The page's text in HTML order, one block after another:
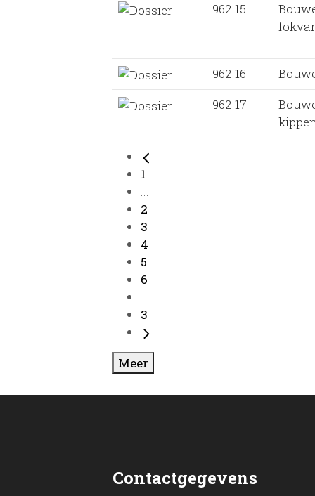
962.15
962.16
962.17
1
...
2
3
4
5
6
...
3
Meer
Contactgegevens